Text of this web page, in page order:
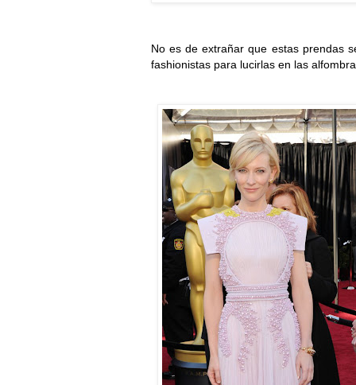
No es de extrañar que estas prendas
fashionistas para lucirlas en las